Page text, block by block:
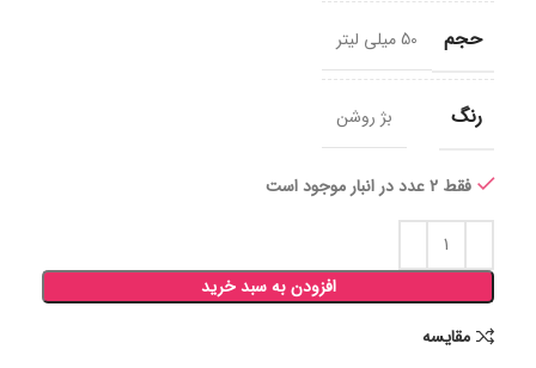
حجم 50 میلی لیتر
رنگ بژ روشن
فقط 2 عدد در انبار موجود است
افزودن به سبد خرید
مقايسه